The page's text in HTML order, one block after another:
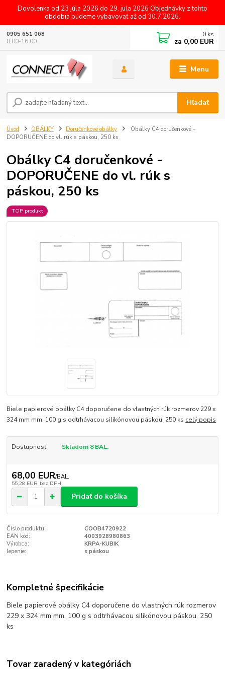
Dovolenka od 23 júla 2026 do 29. jula 2026 Objednávky z tohto
obdobia budeme vybavovať až od 30.7.2026.
Menu
Hľadať
0905 651 068
8.00-16.00
0 ks
za 0,00 EUR
Úvod OBÁLKY Doručenkové obálky
Obálky C4 doručenkové -
DOPORUČENE do vl. rúk s páskou, 250 ks
Obálky C4 doručenkové -
DOPORUČENE do vl. rúk s
páskou, 250 ks
TOP produkt
Biele papierové obálky C4 doporučene do vlastných rúk rozmerov 229 x
324 mm mm, 100 g s odtrhávacou silikónovou páskou. 250 ks celý popis
Dostupnosť Skladom 8 BAL.
68,00 EUR/BAL.
55,28 EUR bez DPH
Pridať do košíka
Číslo produktu:
COOB4720922
EAN kód:
4003928980863
Výrobca:
KRPA-KUBIK
lepenie:
s páskou
Kompletné špecifikácie
Biele papierové obálky C4 doporučene do vlastných rúk rozmerov
229 x 324 mm mm, 100 g s odtrhávacou silikónovou páskou. 250
ks
Tovar zaradený v kategóriách